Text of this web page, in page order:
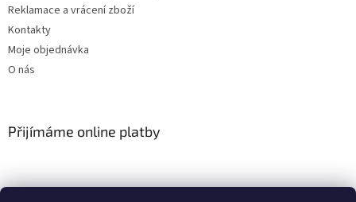
Reklamace a vrácení zboží
Kontakty
Moje objednávka
O nás
Přijímáme online platby